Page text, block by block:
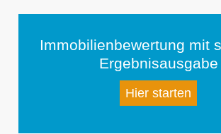
Immobilienbewertung mit
Ergebnisausgabe
Hier starten